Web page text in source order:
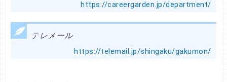
https://careergarden.jp/department/
テレメール
https://telemail.jp/shingaku/gakumon/